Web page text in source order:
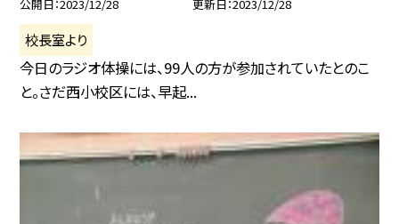
公開日 2023/12/28 更新日 2023/12/28
校長室より
今日のラジオ体操には、99人の方が参加されていたとのこ
と。さだ西小校区には、早起...